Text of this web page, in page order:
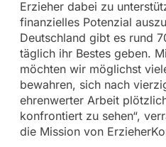
Erzieher dabei zu
finanzielles Potenzial
Deutschland gibt es rund
täglich ihr Bestes geben.
möchten wir möglichst
bewahren, sich nach
ehrenwerter Arbeit
konfrontiert zu sehen“,
die Mission von